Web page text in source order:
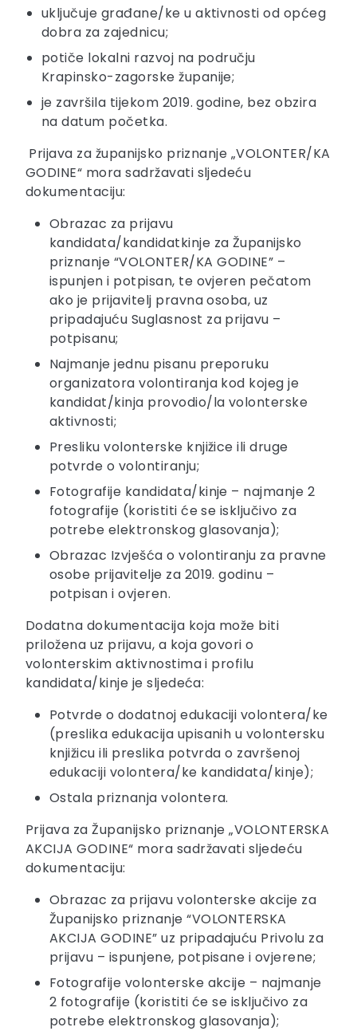
uključuje građane/ke u aktivnosti od općeg
dobra za zajednicu;
potiče lokalni razvoj na području
Krapinsko-zagorske županije;
je završila tijekom 2019. godine, bez obzira
na datum početka.
Prijava za županijsko priznanje „VOLONTER/KA
GODINE“ mora sadržavati sljedeću
dokumentaciju:
Obrazac za prijavu
kandidata/kandidatkinje za Županijsko
priznanje “VOLONTER/KA GODINE” –
ispunjen i potpisan, te ovjeren pečatom
ako je prijavitelj pravna osoba, uz
pripadajuću Suglasnost za prijavu –
potpisanu;
Najmanje jednu pisanu preporuku
organizatora volontiranja kod kojeg je
kandidat/kinja provodio/la volonterske
aktivnosti;
Presliku volonterske knjižice ili druge
potvrde o volontiranju;
Fotografije kandidata/kinje – najmanje 2
fotografije (koristiti će se isključivo za
potrebe elektronskog glasovanja);
Obrazac Izvješća o volontiranju za pravne
osobe prijavitelje za 2019. godinu –
potpisan i ovjeren.
Dodatna dokumentacija koja može biti
priložena uz prijavu, a koja govori o
volonterskim aktivnostima i profilu
kandidata/kinje je sljedeća:
Potvrde o dodatnoj edukaciji volontera/ke
(preslika edukacija upisanih u volontersku
knjižicu ili preslika potvrda o završenoj
edukaciji volontera/ke kandidata/kinje);
Ostala priznanja volontera.
Prijava za Županijsko priznanje „VOLONTERSKA
AKCIJA GODINE“ mora sadržavati sljedeću
dokumentaciju:
Obrazac za prijavu volonterske akcije za
Županijsko priznanje “VOLONTERSKA
AKCIJA GODINE” uz pripadajuću Privolu za
prijavu – ispunjene, potpisane i ovjerene;
Fotografije volonterske akcije – najmanje
2 fotografije (koristiti će se isključivo za
potrebe elektronskog glasovanja);